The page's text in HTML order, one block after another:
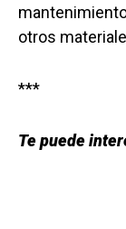
otros
***
Te puede